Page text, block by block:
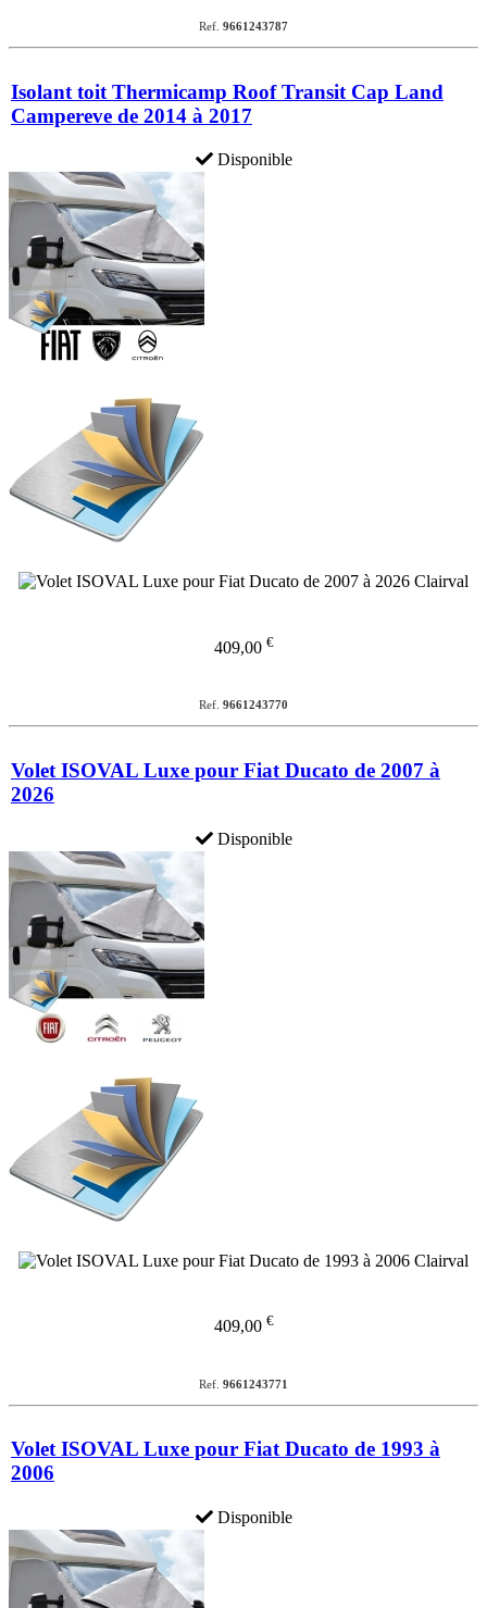
Ref. 9661243787
Isolant toit Thermicamp Roof Transit Cap Land
Campereve de 2014 à 2017
Disponible
409,00 €
Ref. 9661243770
Volet ISOVAL Luxe pour Fiat Ducato de 2007 à
2026
Disponible
409,00 €
Ref. 9661243771
Volet ISOVAL Luxe pour Fiat Ducato de 1993 à
2006
Disponible